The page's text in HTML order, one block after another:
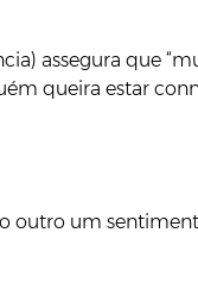
assegura que
queira estar
outro um